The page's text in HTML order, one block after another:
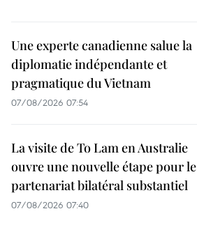
Une experte canadienne salue la
diplomatie indépendante et
pragmatique du Vietnam
07/08/2026 07:54
La visite de To Lam en Australie
ouvre une nouvelle étape pour le
partenariat bilatéral substantiel
07/08/2026 07:40